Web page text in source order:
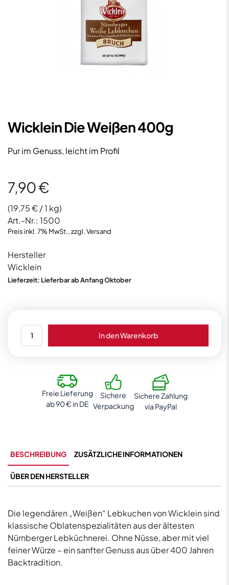
Wicklein Die Weißen 400g
Pur im Genuss, leicht im Profil
7,90€
(19,75€/ 1 kg)
Art.-Nr.: 1500
Preis inkl. 7% MwSt., zzgl. Versand
Hersteller
Wicklein
Lieferzeit: Lieferbar ab Anfang Oktober
In den Warenkorb
Freie Lieferung
ab 90 € in DE
Sichere
Verpackung
Sichere Zahlung
via PayPal
BESCHREIBUNG ZUSÄTZLICHE INFORMATIONEN
ÜBER DEN HERSTELLER
Die legendären „Weißen“ Lebkuchen von Wicklein sind
klassische Oblatenspezialitäten aus der ältesten
Nürnberger Lebküchnerei. Ohne Nüsse, aber mit viel
feiner Würze – ein sanfter Genuss aus über 400 Jahren
Backtradition.